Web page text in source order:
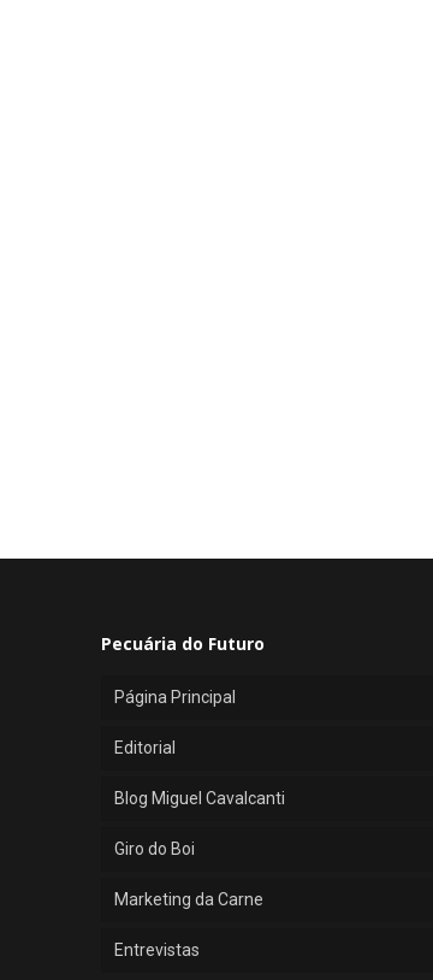
Pecuária do Futuro
Página Principal
Editorial
Blog Miguel Cavalcanti
Giro do Boi
Marketing da Carne
Entrevistas